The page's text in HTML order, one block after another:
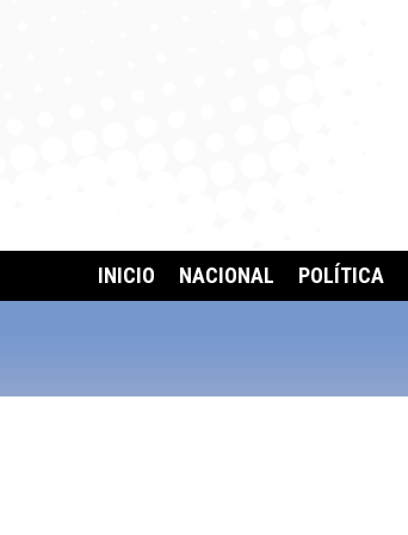
INICIO NACIONAL POLÍTICA